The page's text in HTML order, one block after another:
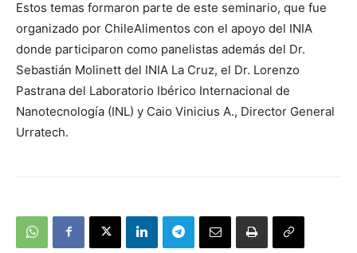
Estos temas formaron parte de este seminario, que fue
organizado por ChileAlimentos con el apoyo del INIA
donde participaron como panelistas además del Dr.
Sebastián Molinett del INIA La Cruz, el Dr. Lorenzo
Pastrana del Laboratorio Ibérico Internacional de
Nanotecnología (INL) y Caio Vinicius A., Director General
Urratech.